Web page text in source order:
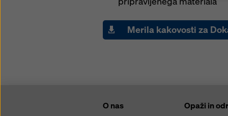
Merila kakovosti za
O nas
Opaži in
lahko